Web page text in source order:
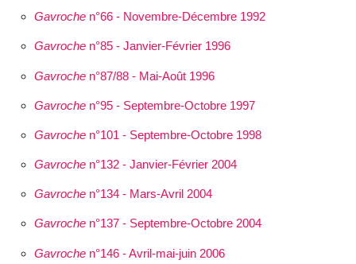
Gavrochen°66 - Novembre-Décembre 1992
Gavrochen°85 - Janvier-Février 1996
Gavrochen°87/88 - Mai-Août 1996
Gavrochen°95 - Septembre-Octobre 1997
Gavrochen°101 - Septembre-Octobre 1998
Gavrochen°132 - Janvier-Février 2004
Gavrochen°134 - Mars-Avril 2004
Gavrochen°137 - Septembre-Octobre 2004
Gavrochen°146 - Avril-mai-juin 2006